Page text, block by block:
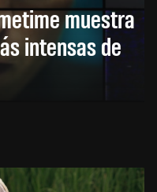
muestra
intensas de